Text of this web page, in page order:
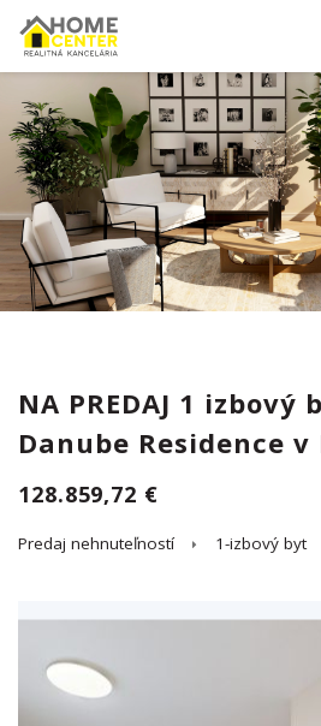
NA PREDAJ 1
Danube Residence
128.859,72 €
Predaj nehnuteľností 1-izbový byt